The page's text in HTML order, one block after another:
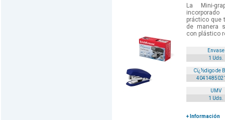
La Mini-
práctico que
de manera
con plástico
Envase
1 Uds.
Cï¿½digo de
UMV
1 Uds.
+ Información